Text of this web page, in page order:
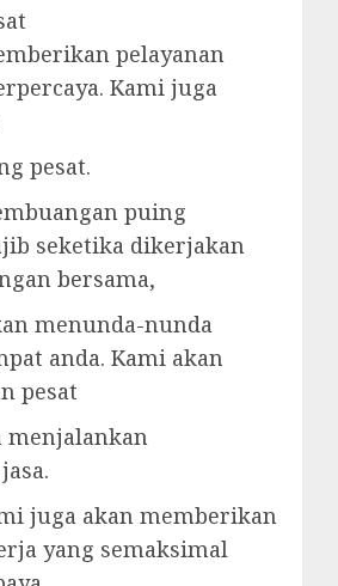
pelayanan
Kami juga
pesat.
puing
seketika dikerjakan
bersama,
menunda-nunda
anda. Kami akan
pesat
menjalankan
juga akan memberikan
yang semaksimal